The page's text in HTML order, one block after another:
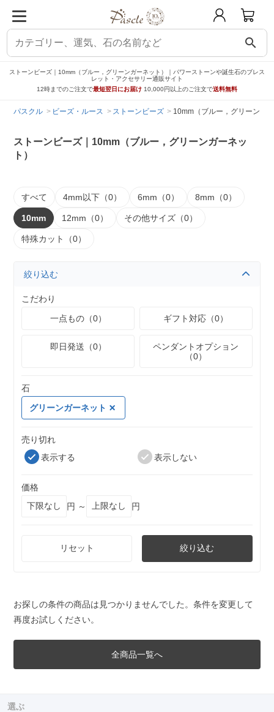
search
ストーンビーズ｜10mm（ブルー，グリーンガーネット）｜パワーストーンや誕生石のブレス
レット・アクセサリー通販サイト
12時までのご注文で最短翌日にお届け 10,000円以上のご注文で送料無料
パスクル ビーズ・ルース ストーンビーズ 10mm（ブルー，グリーンガ
ストーンビーズ｜10mm（ブルー，グリーンガーネッ
ト）
すべて 4mm以下（0） 6mm（0） 8mm（0）
10mm 12mm（0） その他サイズ（0）
特殊カット（0）
絞り込む
こだわり
一点もの（0）
ギフト対応（0）
即日発送（0）
ペンダントオプション
（0）
石
グリーンガーネット
売り切れ
表示する
表示しない
価格
円 ～
円
リセット 絞り込む
お探しの条件の商品は見つかりませんでした。条件を変更して
再度お試しください。
全商品一覧へ
選ぶ